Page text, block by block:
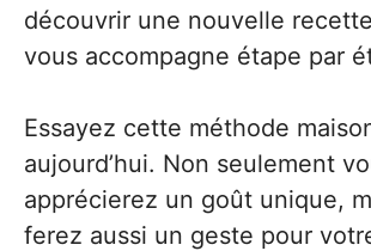
découvrir une nouvelle
vous accompagne étape par
Essayez cette méthode
aujourd’hui. Non seulement
apprécierez un goût unique,
ferez aussi un geste pour